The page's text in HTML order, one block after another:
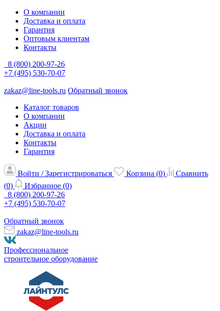
О компании
Доставка и оплата
Гарантия
Оптовым клиентам
Контакты
8 (800) 200-97-26
+7 (495) 530-70-07
zakaz@line-tools.ru Обратный звонок
Каталог товаров
О компании
Акции
Доставка и оплата
Контакты
Гарантия
Войти / Зарегистрироваться Корзина (0)
Сравнить
(0) Избранное (0)
8 (800) 200-97-26
+7 (495) 530-70-07
Обратный звонок
zakaz@line-tools.ru
Профессиональное
строительное оборудование